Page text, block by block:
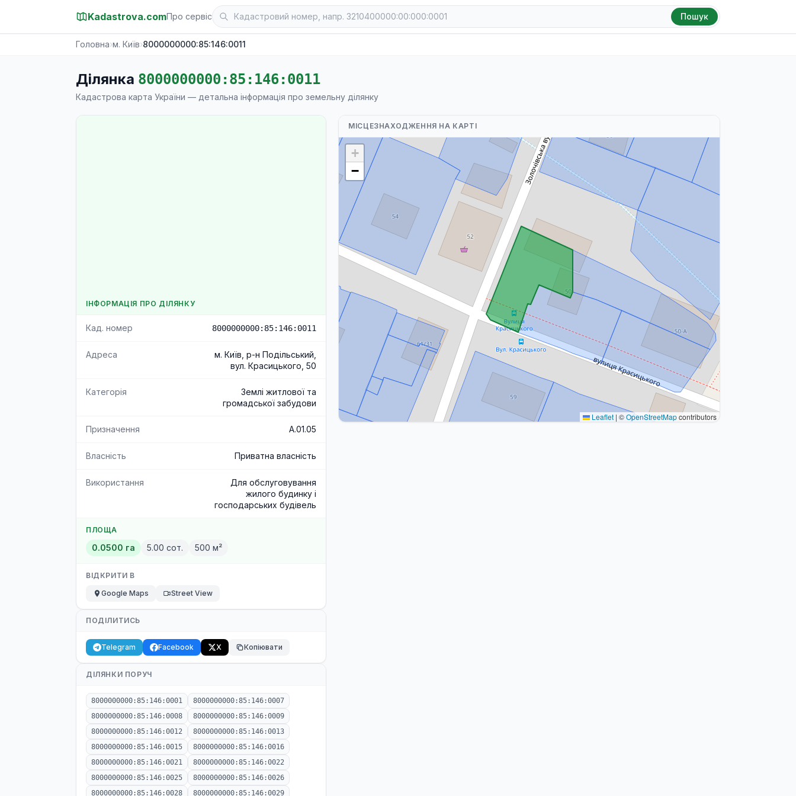
Kadastrova.comПро сервіс Пошук
Головна›м. Київ›8000000000:85:146:0011
Ділянка 8000000000:85:146:0011
Кадастрова карта України — детальна інформація про земельну ділянку
ІНФОРМАЦІЯ ПРО ДІЛЯНКУ
Кад. номер 8000000000:85:146:0011
Адреса
м. Київ, р-н Подільський,
вул. Красицького, 50
Категорія
Землі житлової та
громадської забудови
Призначення A.01.05
Власність Приватна власність
Використання
Для обслуговування
жилого будинку і
господарських будівель
ПЛОЩА
0.0500 га 5.00 сот. 500 м²
ВІДКРИТИ В
Google Maps
Street View
ПОДІЛИТИСЬ
Telegram Facebook X Копіювати
ДІЛЯНКИ ПОРУЧ
8000000000:85:146:0001
8000000000:85:146:0007
8000000000:85:146:0008
8000000000:85:146:0009
8000000000:85:146:0012
8000000000:85:146:0013
8000000000:85:146:0015
8000000000:85:146:0016
8000000000:85:146:0021
8000000000:85:146:0022
8000000000:85:146:0025
8000000000:85:146:0026
8000000000:85:146:0028
8000000000:85:146:0029
МІСЦЕЗНАХОДЖЕННЯ НА КАРТІ
+
−
Leaflet | ©OpenStreetMapcontributors